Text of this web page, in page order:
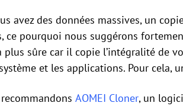
avez des données massives, un
ce pourquoi nous suggérons
plus sûre car il copie l’intégralité de
et les applications. Pour cela,
AOMEI Cloner, un